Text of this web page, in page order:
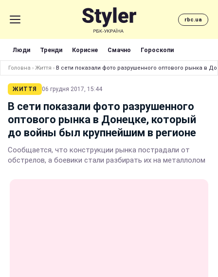
rbc.ua
Люди Тренди Корисне Смачно Гороскопи
Головна › Життя › В сети показали фото разрушенного оптового рынка в
ЖИТТЯ 06 грудня 2017, 15:44
В сети показали фото разрушенного
оптового рынка в Донецке, который
до войны был крупнейшим в регионе
Сообщается, что конструкции рынка пострадали от
обстрелов, а боевики стали разбирать их на металлолом